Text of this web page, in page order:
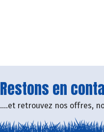
Restons en
....et retrouvez nos offres,